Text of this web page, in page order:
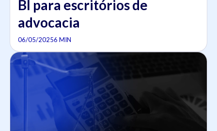
BI para escritórios de
advocacia
06/05/20256 MIN